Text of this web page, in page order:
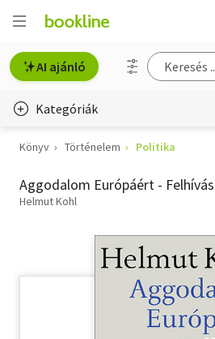
AI ajánló
Kategóriák
Életmód, egészség
Erotika
Hobbi, szabadidő
Könyv Történelem Politika
Aggodalom Európáért - Felhívás
Helmut Kohl